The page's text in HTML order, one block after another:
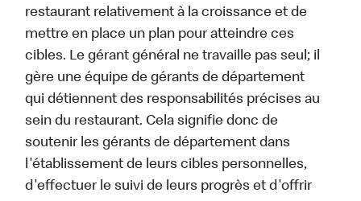
restaurant relativement à la croissance et de
mettre en place un plan pour atteindre ces
cibles. Le gérant général ne travaille pas seul; il
gère une équipe de gérants de département
qui détiennent des responsabilités précises au
sein du restaurant. Cela signifie donc de
soutenir les gérants de département dans
l'établissement de leurs cibles personnelles,
d'effectuer le suivi de leurs progrès et d'offrir